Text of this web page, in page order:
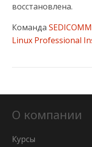
восстановлена.
Команда
Linux Professional
О компании
Курсы